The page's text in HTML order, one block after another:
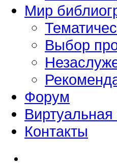
Мир
Выбор
Форум
Виртуальная
Контакты